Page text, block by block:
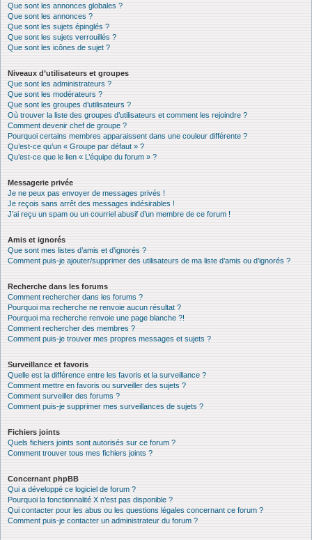
Que sont les annonces globales ?
Que sont les annonces ?
Que sont les sujets épinglés ?
Que sont les sujets verrouillés ?
Que sont les icônes de sujet ?
Niveaux d’utilisateurs et groupes
Que sont les administrateurs ?
Que sont les modérateurs ?
Que sont les groupes d’utilisateurs ?
Où trouver la liste des groupes d’utilisateurs et comment les rejoindre ?
Comment devenir chef de groupe ?
Pourquoi certains membres apparaissent dans une couleur différente ?
Qu’est-ce qu’un « Groupe par défaut » ?
Qu’est-ce que le lien « L’équipe du forum » ?
Messagerie privée
Je ne peux pas envoyer de messages privés !
Je reçois sans arrêt des messages indésirables !
J’ai reçu un spam ou un courriel abusif d’un membre de ce forum !
Amis et ignorés
Que sont mes listes d’amis et d’ignorés ?
Comment puis-je ajouter/supprimer des utilisateurs de ma liste d’amis ou d’ignorés ?
Recherche dans les forums
Comment rechercher dans les forums ?
Pourquoi ma recherche ne renvoie aucun résultat ?
Pourquoi ma recherche renvoie une page blanche ?!
Comment rechercher des membres ?
Comment puis-je trouver mes propres messages et sujets ?
Surveillance et favoris
Quelle est la différence entre les favoris et la surveillance ?
Comment mettre en favoris ou surveiller des sujets ?
Comment surveiller des forums ?
Comment puis-je supprimer mes surveillances de sujets ?
Fichiers joints
Quels fichiers joints sont autorisés sur ce forum ?
Comment trouver tous mes fichiers joints ?
Concernant phpBB
Qui a développé ce logiciel de forum ?
Pourquoi la fonctionnalité X n’est pas disponible ?
Qui contacter pour les abus ou les questions légales concernant ce forum ?
Comment puis-je contacter un administrateur du forum ?